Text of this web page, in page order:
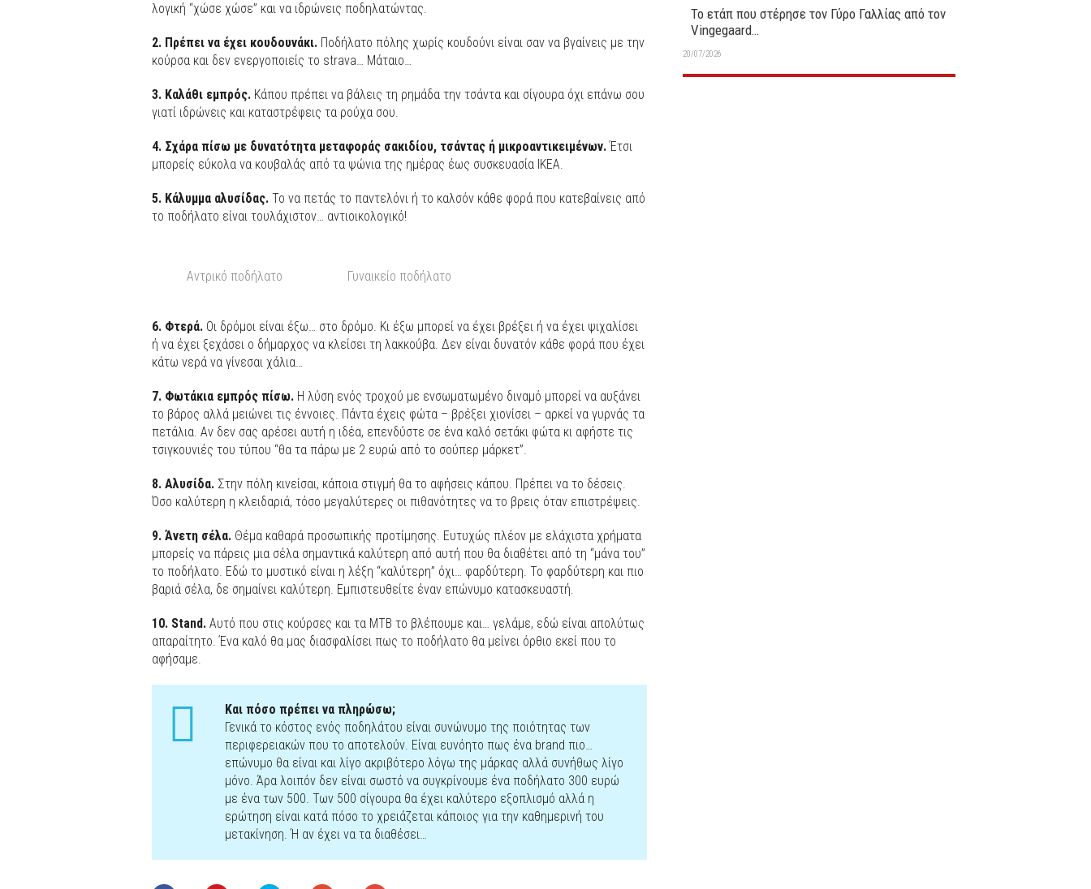
λογική “χώσε χώσε” και να ιδρώνεις ποδηλατώντας.
2. Πρέπει να έχει κουδουνάκι. Ποδήλατο πόλης χωρίς κουδούνι είναι σαν να βγαίνεις με την
κούρσα και δεν ενεργοποιείς το strava… Μάταιο…
3. Καλάθι εμπρός. Κάπου πρέπει να βάλεις τη ρημάδα την τσάντα και σίγουρα όχι επάνω σου
γιατί ιδρώνεις και καταστρέφεις τα ρούχα σου.
4. Σχάρα πίσω με δυνατότητα μεταφοράς σακιδίου, τσάντας ή μικροαντικειμένων.Έτσι
μπορείς εύκολα να κουβαλάς από τα ψώνια της ημέρας έως συσκευασία ΙΚΕΑ.
5. Κάλυμμα αλυσίδας. Το να πετάς το παντελόνι ή το καλσόν κάθε φορά που κατεβαίνεις από
το ποδήλατο είναι τουλάχιστον… αντιοικολογικό!
Αντρικό ποδήλατο Γυναικείο ποδήλατο
6. Φτερά. Οι δρόμοι είναι έξω… στο δρόμο. Κι έξω μπορεί να έχει βρέξει ή να έχει ψιχαλίσει
ή να έχει ξεχάσει ο δήμαρχος να κλείσει τη λακκούβα. Δεν είναι δυνατόν κάθε φορά που έχει
κάτω νερά να γίνεσαι χάλια…
7. Φωτάκια εμπρός πίσω. Η λύση ενός τροχού με ενσωματωμένο διναμό μπορεί να αυξάνει
το βάρος αλλά μειώνει τις έννοιες. Πάντα έχεις φώτα – βρέξει χιονίσει – αρκεί να γυρνάς τα
πετάλια. Αν δεν σας αρέσει αυτή η ιδέα, επενδύστε σε ένα καλό σετάκι φώτα κι αφήστε τις
τσιγκουνιές του τύπου “θα τα πάρω με 2 ευρώ από το σούπερ μάρκετ”.
8. Αλυσίδα. Στην πόλη κινείσαι, κάποια στιγμή θα το αφήσεις κάπου. Πρέπει να το δέσεις.
Όσο καλύτερη η κλειδαριά, τόσο μεγαλύτερες οι πιθανότητες να το βρεις όταν επιστρέψεις.
9. Άνετη σέλα. Θέμα καθαρά προσωπικής προτίμησης. Ευτυχώς πλέον με ελάχιστα χρήματα
μπορείς να πάρεις μια σέλα σημαντικά καλύτερη από αυτή που θα διαθέτει από τη “μάνα του”
το ποδήλατο. Εδώ το μυστικό είναι η λέξη “καλύτερη” όχι… φαρδύτερη. Το φαρδύτερη και πιο
βαριά σέλα, δε σημαίνει καλύτερη. Εμπιστευθείτε έναν επώνυμο κατασκευαστή.
10. Stand. Αυτό που στις κούρσες και τα ΜΤΒ το βλέπουμε και… γελάμε, εδώ είναι απολύτως
απαραίτητο. Ένα καλό θα μας διασφαλίσει πως το ποδήλατο θα μείνει όρθιο εκεί που το
αφήσαμε.
Και πόσο πρέπει να πληρώσω;
Γενικά το κόστος ενός ποδηλάτου είναι συνώνυμο της ποιότητας των
περιφερειακών που το αποτελούν. Είναι ευνόητο πως ένα brand πιο…
επώνυμο θα είναι και λίγο ακριβότερο λόγω της μάρκας αλλά συνήθως λίγο
μόνο. Άρα λοιπόν δεν είναι σωστό να συγκρίνουμε ένα ποδήλατο 300 ευρώ
με ένα των 500. Των 500 σίγουρα θα έχει καλύτερο εξοπλισμό αλλά η
ερώτηση είναι κατά πόσο το χρειάζεται κάποιος για την καθημερινή του
μετακίνηση. Ή αν έχει να τα διαθέσει…
Το ετάπ που στέρησε τον Γύρο Γαλλίας από τον
Vingegaard…
20/07/2026